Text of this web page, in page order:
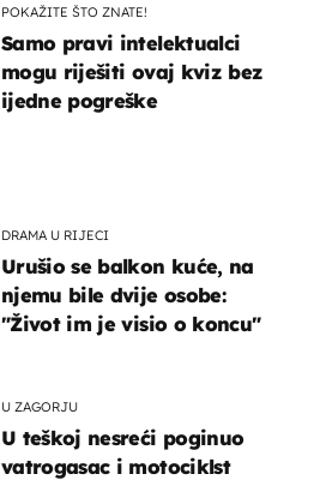
DRAMA U RIJECI
Urušio se balkon kuće, na
njemu bile dvije osobe:
"Život im je visio o koncu"
U ZAGORJU
U teškoj nesreći poginuo
vatrogasac i motociklst
POKAŽITE ŠTO ZNATE!
Samo pravi intelektualci
mogu riješiti ovaj kviz bez
ijedne pogreške